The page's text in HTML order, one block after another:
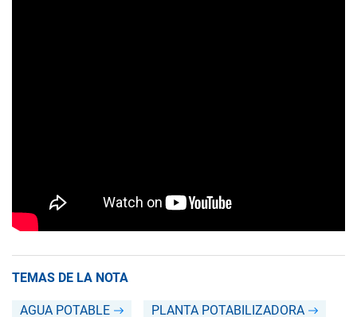
TEMAS DE LA NOTA
AGUA POTABLE
PLANTA POTABILIZADORA